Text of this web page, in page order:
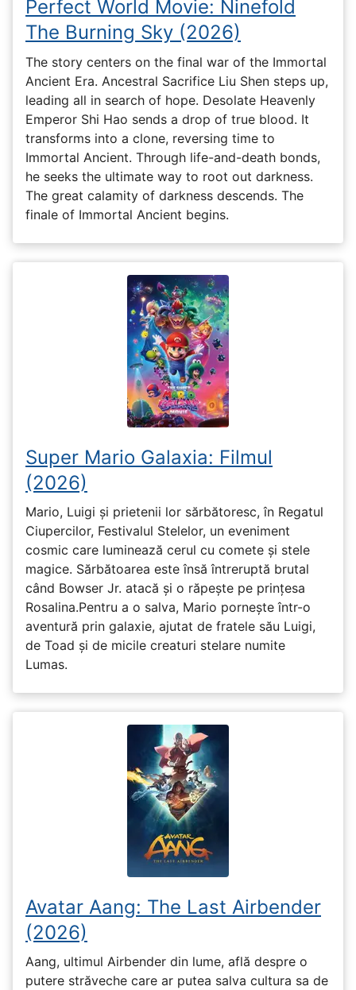
Perfect World Movie: Ninefold
The Burning Sky (2026)
The story centers on the final war of the Immortal
Ancient Era. Ancestral Sacrifice Liu Shen steps up,
leading all in search of hope. Desolate Heavenly
Emperor Shi Hao sends a drop of true blood. It
transforms into a clone, reversing time to
Immortal Ancient. Through life-and-death bonds,
he seeks the ultimate way to root out darkness.
The great calamity of darkness descends. The
finale of Immortal Ancient begins.
Super Mario Galaxia: Filmul
(2026)
Mario, Luigi și prietenii lor sărbătoresc, în Regatul
Ciupercilor, Festivalul Stelelor, un eveniment
cosmic care luminează cerul cu comete și stele
magice. Sărbătoarea este însă întreruptă brutal
când Bowser Jr. atacă și o răpește pe prinţesa
Rosalina.Pentru a o salva, Mario pornește într-o
aventură prin galaxie, ajutat de fratele său Luigi,
de Toad și de micile creaturi stelare numite
Lumas.
Avatar Aang: The Last Airbender
(2026)
Aang, ultimul Airbender din lume, află despre o
putere străveche care ar putea salva cultura sa de